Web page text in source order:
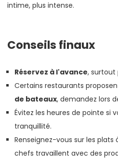
intime, plus intense.
Conseils finaux
Réservez à l'avance, surtout
Certains restaurants
de bateaux, demandez lors
Évitez les heures de pointe si
tranquillité.
Renseignez-vous sur les
chefs travaillent avec des